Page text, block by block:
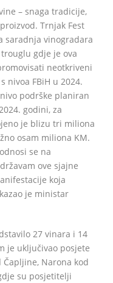
– snaga tradicije,
Trnjak Fest
saradnja vinogradara
gdje je ova
neotkriveni
nivoa FBiH u 2024.
podrške planiran
godini, za
je blizu tri miliona
osam miliona KM.
se na
ove sjajne
koja
je ministar
27 vinara i 14
je uključivao posjete
Narona kod
su posjetitelji